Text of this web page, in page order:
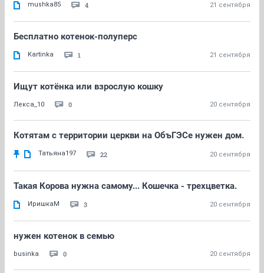
mushka85 4 21 сентября
Бесплатно котенок-полуперс
Kartinka 1 21 сентября
Ищут котёнка или взрослую кошку
Лекса_10 0 20 сентября
Котятам с территории церкви на ОбъГЭСе нужен дом.
Татьяна197 22 20 сентября
Такая Корова нужна самому... Кошечка - трехцветка.
ИришкаМ 3 20 сентября
нужен котенок в семью
businka 0 20 сентября